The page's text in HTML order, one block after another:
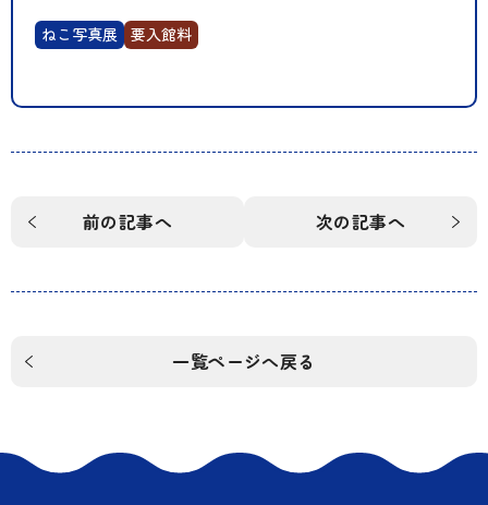
ねこ写真展 要入館料
前の記事へ 次の記事へ
一覧ページへ戻る